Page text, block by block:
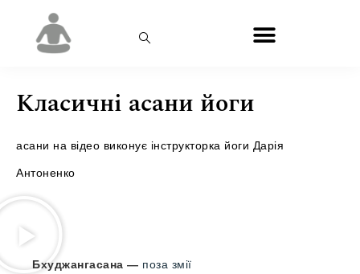
Класичні асани йоги
асани на відео виконує інструкторка йоги Дарія
Антоненко
Бхуджангасана — поза змії